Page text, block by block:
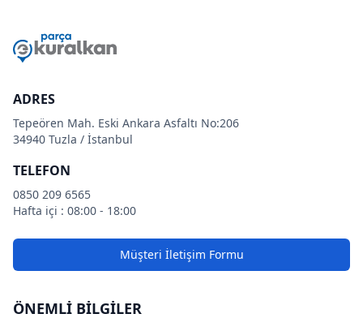
ADRES
Tepeören Mah. Eski Ankara Asfaltı No:206
34940 Tuzla / İstanbul
TELEFON
0850 209 6565
Hafta içi : 08:00 - 18:00
Müşteri İletişim Formu
ÖNEMLİ BİLGİLER